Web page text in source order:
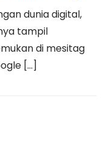
dunia digital,
tampil
di mesitag
[…]